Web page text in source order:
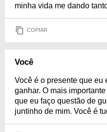
minha vida me dando
COPIAR
Você
Você é o presente que eu
ganhar. O mais
que eu faço questão de
juntinho de mim. Você é